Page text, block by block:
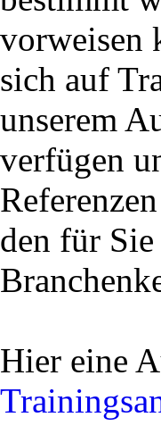
vorweisen
sich auf
unserem
verfügen
den für
Hier eine